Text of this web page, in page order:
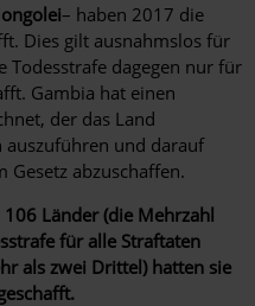
– haben 2017 die
Dies gilt ausnahmslos für
Todesstrafe dagegen nur für
Gambia hat einen
der das Land
und darauf
Gesetz abzuschaffen.
Länder (die Mehrzahl
für alle Straftaten
als zwei Drittel) hatten sie